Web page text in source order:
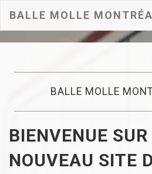
BALLE MOLLE
BALLE MOLLE
BIENVENUE SUR
NOUVEAU SITE